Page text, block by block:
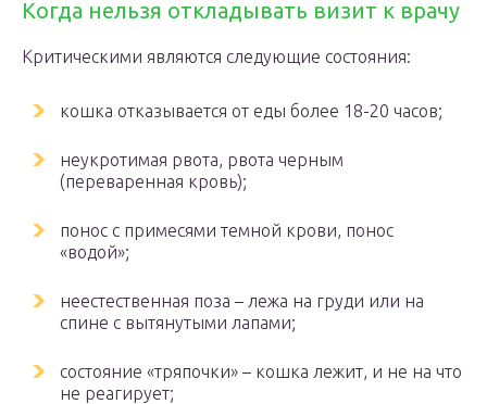
Когда нельзя откладывать визит к врачу
Критическими являются следующие состояния:
кошка отказывается от еды более 18-20 часов;
неукротимая рвота, рвота черным
(переваренная кровь);
понос с примесями темной крови, понос
«водой»;
неестественная поза – лежа на груди или на
спине с вытянутыми лапами;
состояние «тряпочки» – кошка лежит, и не на что
не реагирует;